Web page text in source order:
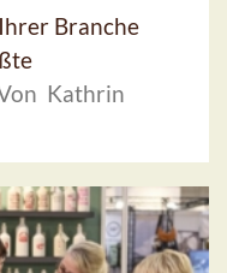
Branche
Kathrin